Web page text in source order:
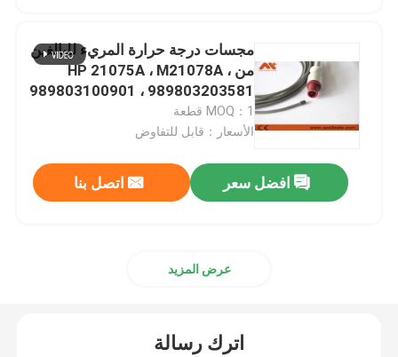
مجسات درجة حرارة المريء للبالغين
من HP 21075A ، M21078A ،
989803100901 ، 989803203581
MOQ：1 قطعة
الأسعار：قابل للتفاوض
افضل سعر اتصل بنا
عرض المزيد
اترك رسالة